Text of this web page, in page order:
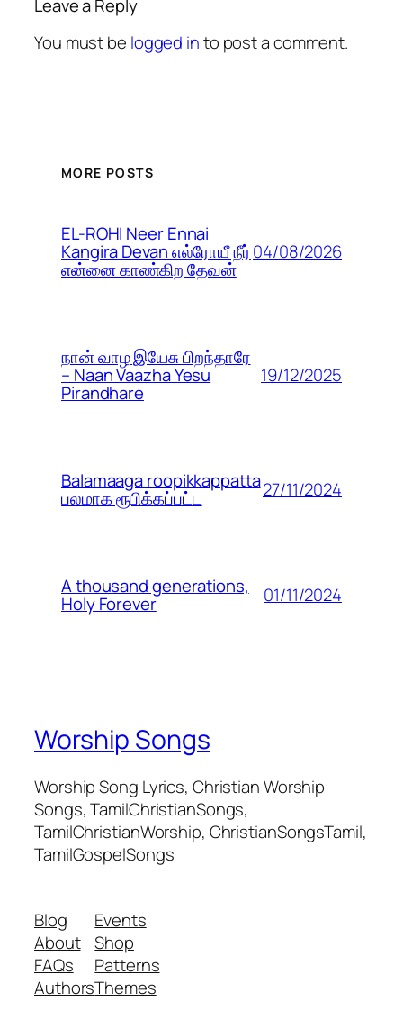
Leave a Reply
You must be logged into post a comment.
MORE POSTS
EL-ROHI Neer Ennai
Kangira Devan எல்ரோயீ நீர்
என்னை காண்கிற தேவன்
04/08/2026
நான் வாழ இயேசு பிறந்தாரே
– Naan Vaazha Yesu
Pirandhare
19/12/2025
Balamaaga roopikkappatta
பலமாக ரூபிக்கப்பட்ட 27/11/2024
A thousand generations,
Holy Forever 01/11/2024
Worship Songs
Worship Song Lyrics, Christian Worship
Songs, TamilChristianSongs,
TamilChristianWorship, ChristianSongsTamil,
TamilGospelSongs
Blog
About
FAQs
Authors
Events
Shop
Patterns
Themes